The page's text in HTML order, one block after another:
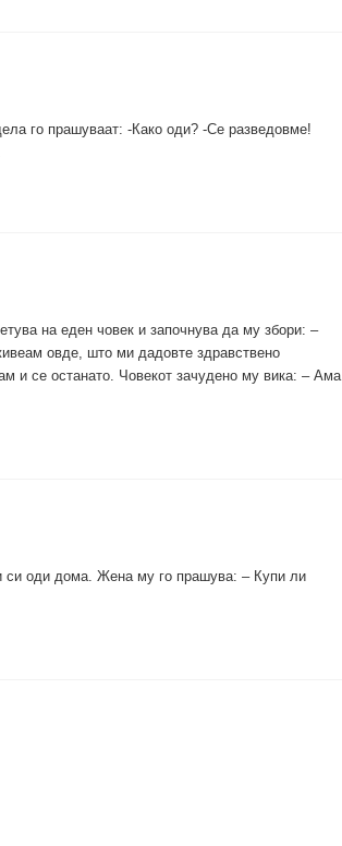
го прашуваат: -Како оди? -Се разведовме!
на еден човек и започнува да му збори: –
овде, што ми дадовте здравствено
и се останато. Човекот зачудено му вика: – Ама
си оди дома. Жена му го прашува: – Купи ли